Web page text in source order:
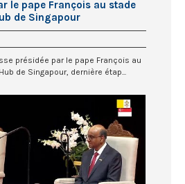
le pape François au stade
de Singapour
présidée par le pape François au
de Singapour, dernière étap...